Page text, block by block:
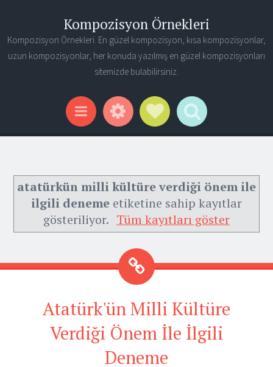
Kompozisyon Örnekleri
Kompozisyon Örnekleri. En güzel kompozisyon, kısa kompozisyonlar,
uzun kompozisyonlar, her konuda yazılmış en güzel kompozisyonları
sitemizde bulabilirsiniz.
Menu WidgetsSocial Links
Search
atatürkün milli kültüre verdiği önem ile
ilgili deneme etiketine sahip kayıtlar
gösteriliyor. Tüm kayıtları göster
Atatürk'ün Milli Kültüre
Verdiği Önem İle İlgili
Deneme